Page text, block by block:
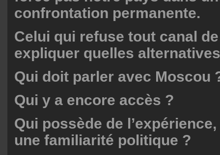
confrontation permanente.
Celui qui refuse tout canal
expliquer quelles
Qui doit parler avec Moscou
Qui y a encore accès ?
Qui possède de
une familiarité politique ?